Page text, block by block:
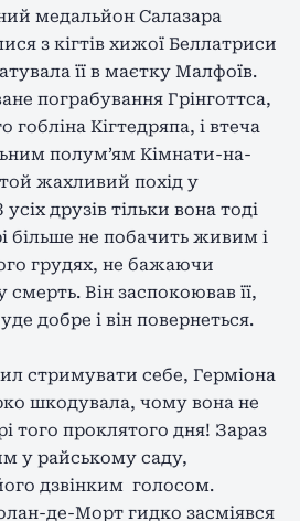
медальйон Салазара
з кігтів хижої Беллатриси
її в маєтку Малфоїв.
пограбування Грінготтса,
гобліна Кігтедряпа, і втеча
полум’ям Кімнати-на-
жахливий похід у
друзів тільки вона тоді
більше не побачить живим і
грудях, не бажаючи
смерть. Він заспокоював її,
добре і він повернеться.
стримувати себе, Герміона
шкодувала, чому вона не
того проклятого дня! Зараз
у райському саду,
дзвінким голосом.
де-Морт гидко засміявся